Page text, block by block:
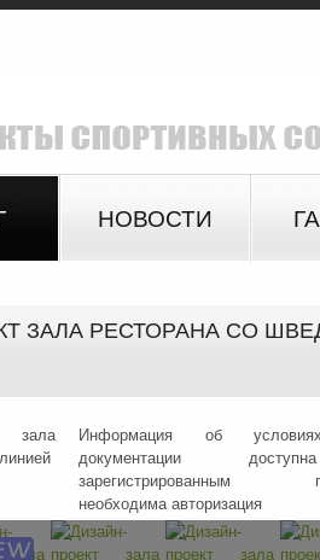
НОВОСТИ
ЗАЛА РЕСТОРАНА СО
Информация об
документации
зарегистрированным
необходима авторизация